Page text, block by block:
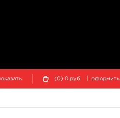
(0) 0 руб. оформить